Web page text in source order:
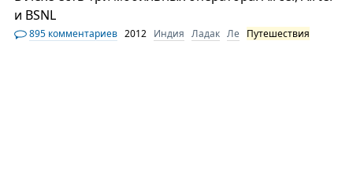
и BSNL
895 комментариев 2012 Индия Ладак Ле Путешествия